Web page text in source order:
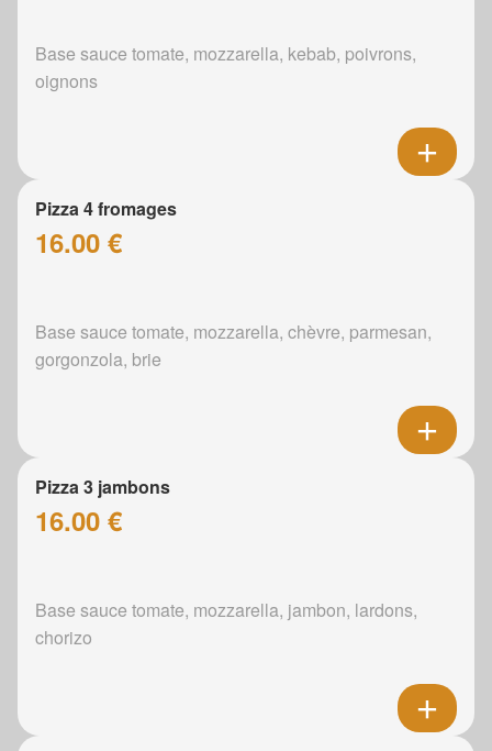
Base sauce tomate, mozzarella, kebab, poivrons,
oignons
Pizza 4 fromages
16.00 €
Base sauce tomate, mozzarella, chèvre, parmesan,
gorgonzola, brie
Pizza 3 jambons
16.00 €
Base sauce tomate, mozzarella, jambon, lardons,
chorizo